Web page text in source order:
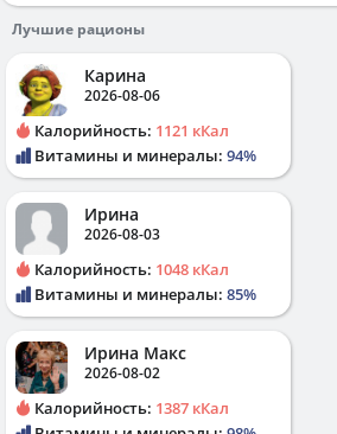
Лучшие рационы
Карина
2026-08-06
Калорийность: 1121 кКал
Витамины и минералы: 94%
Ирина
2026-08-03
Калорийность: 1048 кКал
Витамины и минералы: 85%
Ирина Макс
2026-08-02
Калорийность: 1387 кКал